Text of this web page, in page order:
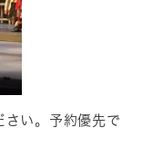
さい。予約優先で